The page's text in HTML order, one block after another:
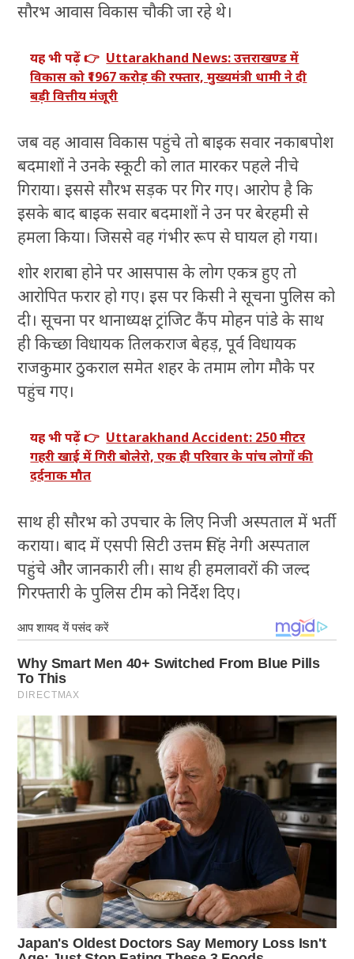
सौरभ आवास विकास चौकी जा रहे थे।
यह भी पढ़ें 👉 Uttarakhand News: उत्तराखण्ड में
विकास को ₹1967 करोड़ की रफ्तार, मुख्यमंत्री धामी ने दी
बड़ी वित्तीय मंजूरी
जब वह आवास विकास पहुंचे तो बाइक सवार नकाबपोश
बदमाशों ने उनके स्कूटी को लात मारकर पहले नीचे
गिराया। इससे सौरभ सड़क पर गिर गए। आरोप है कि
इसके बाद बाइक सवार बदमाशों ने उन पर बेरहमी से
हमला किया। जिससे वह गंभीर रूप से घायल हो गया।
शोर शराबा होने पर आसपास के लोग एकत्र हुए तो
आरोपित फरार हो गए। इस पर किसी ने सूचना पुलिस को
दी। सूचना पर थानाध्यक्ष ट्रांजिट कैंप मोहन पांडे के साथ
ही किच्छा विधायक तिलकराज बेहड़, पूर्व विधायक
राजकुमार ठुकराल समेत शहर के तमाम लोग मौके पर
पहुंच गए।
यह भी पढ़ें 👉 Uttarakhand Accident: 250 मीटर
गहरी खाई में गिरी बोलेरो, एक ही परिवार के पांच लोगों की
दर्दनाक मौत
साथ ही सौरभ को उपचार के लिए निजी अस्पताल में भर्ती
कराया। बाद में एसपी सिटी उत्तम सिंह नेगी अस्पताल
पहुंचे और जानकारी ली। साथ ही हमलावरों की जल्द
गिरफ्तारी के पुलिस टीम को निर्देश दिए।